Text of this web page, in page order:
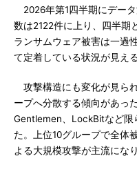
2026年第1四半期にデー
数は2122件に上り、四半期
ランサムウェア被害は一過
て定着している状況が見える
攻撃構造にも変化が見ら
ープへ分散する傾向があっ
Gentlemen、LockBitなど限
た。上位10グループで全体
よる大規模攻撃が主流にな